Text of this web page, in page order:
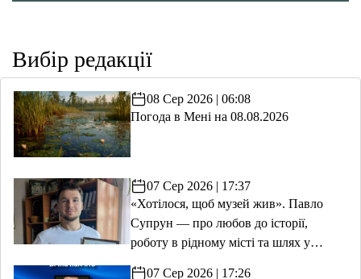
Вибір редакції
08 Сер 2026 | 06:08
Погода в Мені на 08.08.2026
07 Сер 2026 | 17:37
«Хотілося, щоб музей жив». Павло
Супрун — про любов до історії,
роботу в рідному місті та шлях у
волонтерство
07 Сер 2026 | 17:26